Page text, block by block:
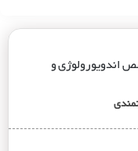
اندویورولوژی و